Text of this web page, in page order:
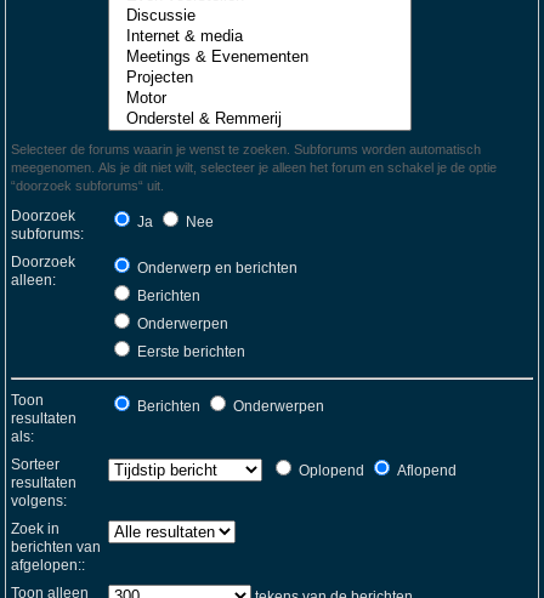
Selecteer de forums waarin je wenst te zoeken. Subforums worden automatisch
meegenomen. Als je dit niet wilt, selecteer je alleen het forum en schakel je de optie
“doorzoek subforums“ uit.
Doorzoek
subforums:
Ja Nee
Doorzoek
alleen:
Onderwerp en berichten
Berichten
Onderwerpen
Eerste berichten
Toon
resultaten
als:
Berichten Onderwerpen
Sorteer
resultaten
volgens:
Oplopend Aflopend
Zoek in
berichten van
afgelopen::
Toon alleen